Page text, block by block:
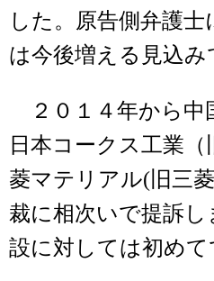
した。原告側弁護
は今後増える見込み
２０１４年から中
日本コークス工業
菱マテリアル(旧三
裁に相次いで提訴
設に対しては初めて